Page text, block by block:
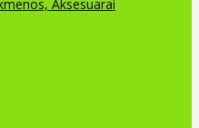
Aksesuarai